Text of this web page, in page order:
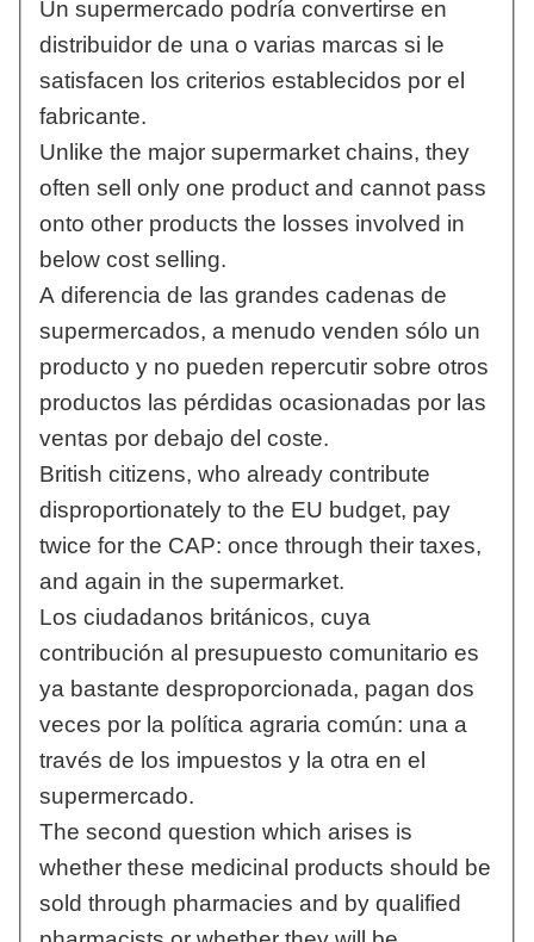
Un supermercado podría convertirse en
distribuidor de una o varias marcas si le
satisfacen los criterios establecidos por el
fabricante.
Unlike the major supermarket chains, they
often sell only one product and cannot pass
onto other products the losses involved in
below cost selling.
A diferencia de las grandes cadenas de
supermercados, a menudo venden sólo un
producto y no pueden repercutir sobre otros
productos las pérdidas ocasionadas por las
ventas por debajo del coste.
British citizens, who already contribute
disproportionately to the EU budget, pay
twice for the CAP: once through their taxes,
and again in the supermarket.
Los ciudadanos británicos, cuya
contribución al presupuesto comunitario es
ya bastante desproporcionada, pagan dos
veces por la política agraria común: una a
través de los impuestos y la otra en el
supermercado.
The second question which arises is
whether these medicinal products should be
sold through pharmacies and by qualified